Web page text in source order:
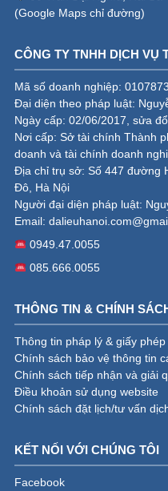
(Google Maps chỉ đường)
CÔNG TY TNHH DỊCH VỤ
Mã số doanh nghiệp:
Đại diện theo pháp luật:
Ngày cấp: 02/06/2017, sửa
Nơi cấp: Sở tài chính Thành
doanh và tài chính doanh
Địa chỉ trụ sở: Số 447 đường
Đô, Hà Nội
Người đại diện pháp luật:
Email:
0949.47.0055
085.666.0055
THÔNG TIN & CHÍNH
Thông tin pháp lý & giấy
Chính sách bảo vệ thông tin
Chính sách tiếp nhận và giải
Điều khoản sử dụng website
Chính sách đặt lịch/tư vấn
KẾT NỐI VỚI CHÚNG TÔI
Facebook